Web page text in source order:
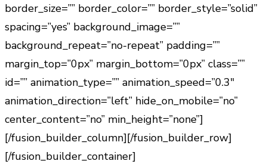
border_size=”” border_color=”” border_style=”solid”
spacing=”yes” background_image=””
background_repeat=”no-repeat” padding=””
margin_top=”0px” margin_bottom=”0px” class=””
id=”” animation_type=”” animation_speed=”0.3″
animation_direction=”left” hide_on_mobile=”no”
center_content=”no” min_height=”none”]
[/fusion_builder_column][/fusion_builder_row]
[/fusion_builder_container]